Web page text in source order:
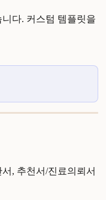
다. 커스텀 템플릿을
, 추천서/진료의뢰서